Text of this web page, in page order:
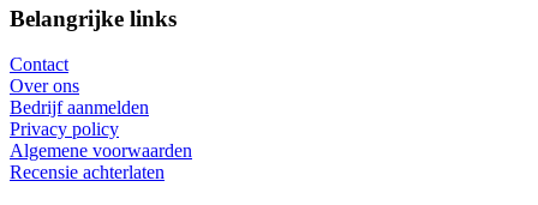
Belangrijke links
Contact
Over ons
Bedrijf aanmelden
Privacy policy
Algemene voorwaarden
Recensie achterlaten